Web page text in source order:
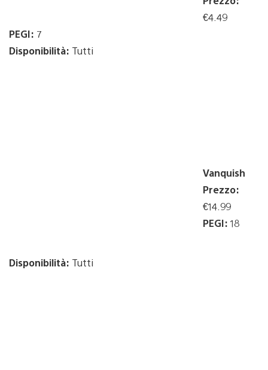
€4.49
PEGI: 7
Disponibilità: Tutti
Vanquish
Prezzo:
€14.99
PEGI: 18
Disponibilità: Tutti